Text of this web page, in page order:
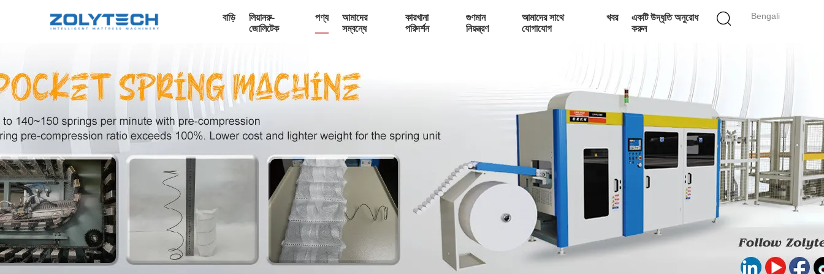
Bengali
বাড়ি
লিয়ানরু-
জোলিটেক
পণ্য
আমাদের
সম্বন্ধে
কারখানা
পরিদর্শন
গুণমান
নিয়ন্ত্রণ
আমাদের সাথে
যোগাযোগ
খবর
একটি উদ্ধৃতি অনুরোধ
করুন